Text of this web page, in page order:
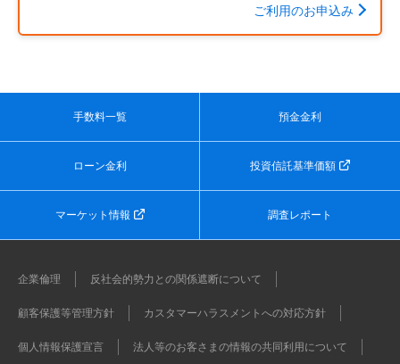
ご利用のお申込み
手数料一覧 預金金利
ローン金利 投資信託基準価額
マーケット情報 調査レポート
企業倫理 反社会的勢力との関係遮断について
顧客保護等管理方針 カスタマーハラスメントへの対応方針
個人情報保護宣言 法人等のお客さまの情報の共同利用について